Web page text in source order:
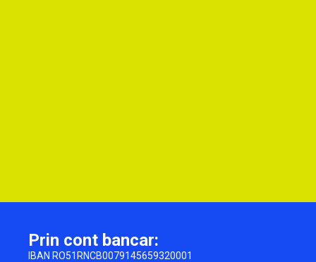
Prin cont bancar:
IBAN RO51RNCB0079145659320001